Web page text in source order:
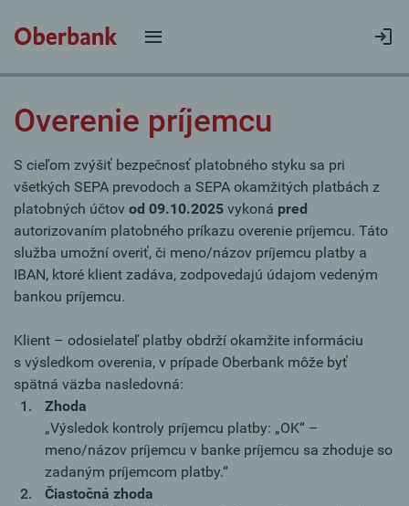
Overenie príjemcu
S cieľom zvýšiť bezpečnosť platobného styku sa pri
všetkých SEPA prevodoch a SEPA okamžitých platbách z
platobných účtov od 09.10.2025 vykoná pred
autorizovaním platobného príkazu overenie príjemcu. Táto
služba umožní overiť, či meno/názov príjemcu platby a
IBAN, ktoré klient zadáva, zodpovedajú údajom vedeným
bankou príjemcu.
Klient – odosielateľ platby obdrží okamžite informáciu
s výsledkom overenia, v prípade Oberbank môže byť
spätná väzba nasledovná:
Zhoda
„Výsledok kontroly príjemcu platby: „OK“ –
meno/názov príjemcu v banke príjemcu sa zhoduje so
zadaným príjemcom platby.“
Čiastočná zhoda